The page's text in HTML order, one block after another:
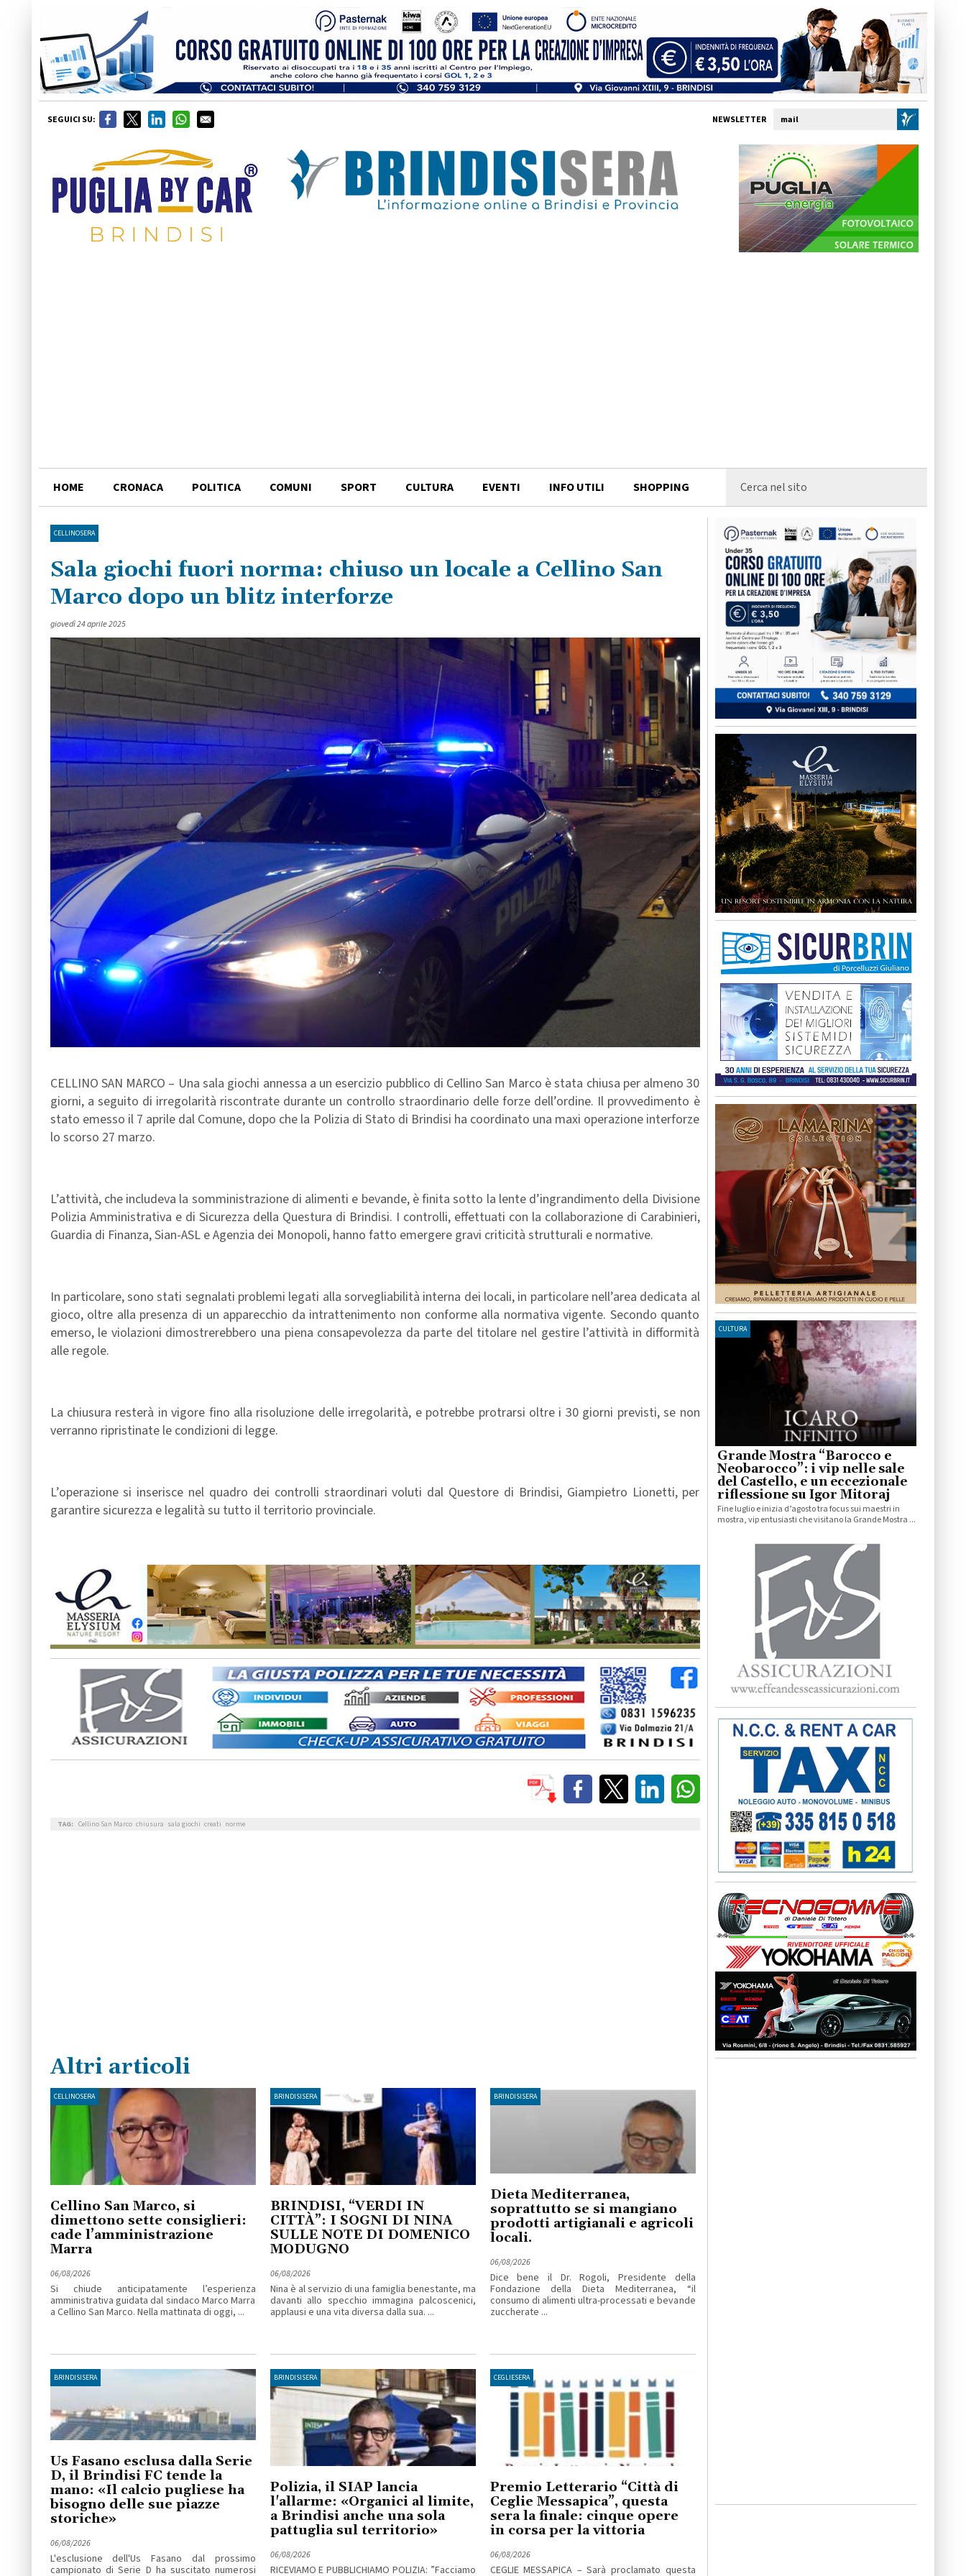
SEGUICI SU: NEWSLETTER
HOME CRONACA POLITICA COMUNI SPORT CULTURA EVENTI INFO UTILI SHOPPING
CELLINOSERA
Sala giochi fuori norma: chiuso un locale a Cellino San
Marco dopo un blitz interforze
giovedì 24 aprile 2025
CELLINO SAN MARCO – Una sala giochi annessa a un esercizio pubblico di Cellino San Marco è stata chiusa per almeno 30
giorni, a seguito di irregolarità riscontrate durante un controllo straordinario delle forze dell’ordine. Il provvedimento è
stato emesso il 7 aprile dal Comune, dopo che la Polizia di Stato di Brindisi ha coordinato una maxi operazione interforze
lo scorso 27 marzo.
L’attività, che includeva la somministrazione di alimenti e bevande, è finita sotto la lente d’ingrandimento della Divisione
Polizia Amministrativa e di Sicurezza della Questura di Brindisi. I controlli, effettuati con la collaborazione di Carabinieri,
Guardia di Finanza, Sian-ASL e Agenzia dei Monopoli, hanno fatto emergere gravi criticità strutturali e normative.
In particolare, sono stati segnalati problemi legati alla sorvegliabilità interna dei locali, in particolare nell’area dedicata al
gioco, oltre alla presenza di un apparecchio da intrattenimento non conforme alla normativa vigente. Secondo quanto
emerso, le violazioni dimostrerebbero una piena consapevolezza da parte del titolare nel gestire l’attività in difformità
alle regole.
La chiusura resterà in vigore fino alla risoluzione delle irregolarità, e potrebbe protrarsi oltre i 30 giorni previsti, se non
verranno ripristinate le condizioni di legge.
L’operazione si inserisce nel quadro dei controlli straordinari voluti dal Questore di Brindisi, Giampietro Lionetti, per
garantire sicurezza e legalità su tutto il territorio provinciale.
TAG: Cellino San Marco chiusura sala giochi creati norme
Altri articoli
CELLINOSERA
Cellino San Marco, si
dimettono sette consiglieri:
cade l’amministrazione
Marra
06/08/2026
Si chiude anticipatamente l’esperienza
amministrativa guidata dal sindaco Marco Marra
a Cellino San Marco. Nella mattinata di oggi, ...
BRINDISISERA
BRINDISI, “VERDI IN
CITTÀ”: I SOGNI DI NINA
SULLE NOTE DI DOMENICO
MODUGNO
06/08/2026
Nina è al servizio di una famiglia benestante, ma
davanti allo specchio immagina palcoscenici,
applausi e una vita diversa dalla sua. ...
BRINDISISERA
Dieta Mediterranea,
soprattutto se si mangiano
prodotti artigianali e agricoli
locali.
06/08/2026
Dice bene il Dr. Rogoli, Presidente della
Fondazione della Dieta Mediterranea, “il
consumo di alimenti ultra-processati e bevande
zuccherate ...
BRINDISISERA
Us Fasano esclusa dalla Serie
D, il Brindisi FC tende la
mano: «Il calcio pugliese ha
bisogno delle sue piazze
storiche»
06/08/2026
L'esclusione dell'Us Fasano dal prossimo
campionato di Serie D ha suscitato numerosi
BRINDISISERA
Polizia, il SIAP lancia
l'allarme: «Organici al limite,
a Brindisi anche una sola
pattuglia sul territorio»
06/08/2026
RICEVIAMO E PUBBLICHIAMO POLIZIA: ”Facciamo
CEGLIESERA
Premio Letterario “Città di
Ceglie Messapica”, questa
sera la finale: cinque opere
in corsa per la vittoria
06/08/2026
CEGLIE MESSAPICA – Sarà proclamato questa
CULTURA
Grande Mostra “Barocco e
Neobarocco”: i vip nelle sale
del Castello, e un eccezionale
riflessione su Igor Mitoraj
Fine luglio e inizia d’agosto tra focus sui maestri in
mostra, vip entusiasti che visitano la Grande Mostra ...